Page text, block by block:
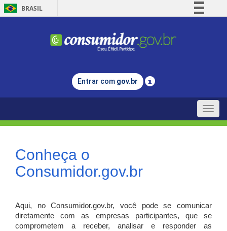
BRASIL
Comunica BR
Legislação
Entrar com gov.br
Toggle
Conheça o
Consumidor.gov.br
Aqui, no Consumidor.gov.br, você pode se comunicar
diretamente com as empresas participantes, que se
comprometem a receber, analisar e responder as